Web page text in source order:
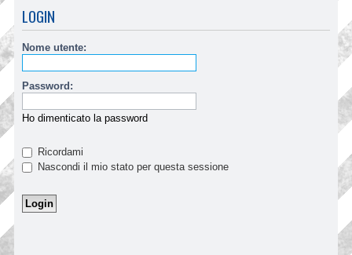
LOGIN
Nome utente:
Password:
Ho dimenticato la password
Ricordami
Nascondi il mio stato per questa sessione